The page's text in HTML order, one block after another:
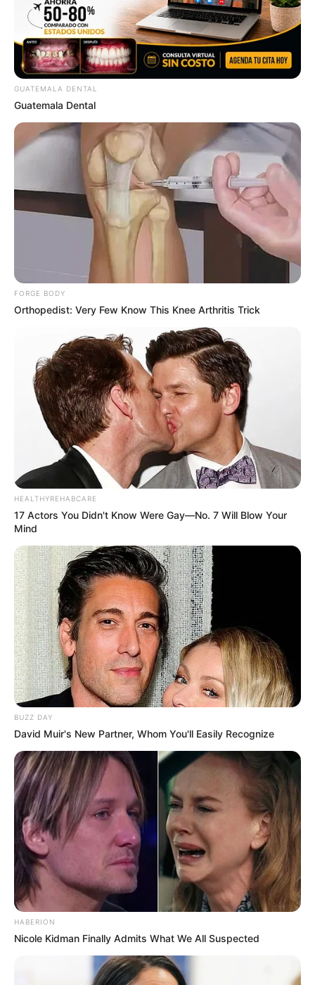
GUATEMALA DENTAL
Guatemala Dental
FORGE BODY
Orthopedist: Very Few Know This Knee Arthritis Trick
HEALTHYREHABCARE
17 Actors You Didn't Know Were Gay—No. 7 Will Blow Your
Mind
BUZZ DAY
David Muir's New Partner, Whom You'll Easily Recognize
HABERION
Nicole Kidman Finally Admits What We All Suspected